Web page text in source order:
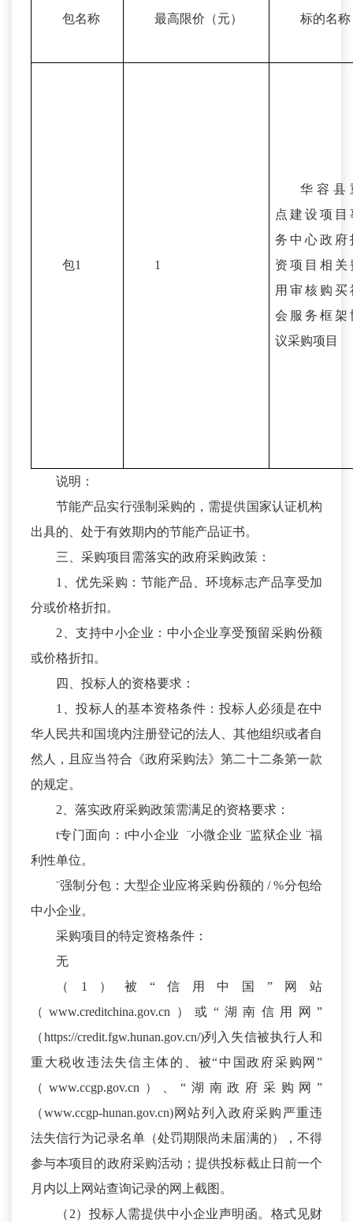
包名称 最高限价（元） 标的名称
包1 1
华容县
点建设项目
务中心政府
资项目相关
用审核购买
会服务框架
议采购项目
说明：
节能产品实行强制采购的，需提供国家认证机构
出具的、处于有效期内的节能产品证书。
三、采购项目需落实的政府采购政策：
1、优先采购：节能产品、环境标志产品享受加
分或价格折扣。
2、支持中小企业：中小企业享受预留采购份额
或价格折扣。
四、投标人的资格要求：
1、投标人的基本资格条件：投标人必须是在中
华人民共和国境内注册登记的法人、其他组织或者自
然人，且应当符合《政府采购法》第二十二条第一款
的规定。
2、落实政府采购政策需满足的资格要求：
t专门面向：t中小企业 ¨小微企业 ¨监狱企业 ¨福
利性单位。
¨强制分包：大型企业应将采购份额的 / %分包给
中小企业。
采购项目的特定资格条件：
无
（1）被“信用中国”网站
（www.creditchina.gov.cn）或“湖南信用网”
（https://credit.fgw.hunan.gov.cn/)列入失信被执行人和
重大税收违法失信主体的、被“中国政府采购网”
（www.ccgp.gov.cn）、“湖南政府采购网”
（www.ccgp-hunan.gov.cn)网站列入政府采购严重违
法失信行为记录名单（处罚期限尚未届满的），不得
参与本项目的政府采购活动；提供投标截止日前一个
月内以上网站查询记录的网上截图。
（2）投标人需提供中小企业声明函。格式见财